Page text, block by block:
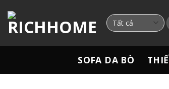
đến
nội
dung
SOFA DA BÒ